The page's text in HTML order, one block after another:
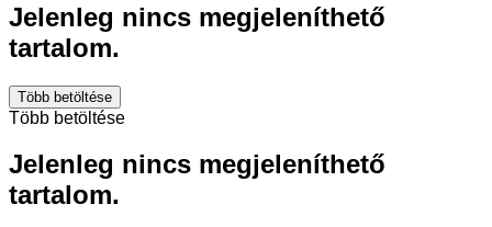
Jelenleg nincs megjeleníthető
tartalom.
Több betöltése
Több betöltése
Jelenleg nincs megjeleníthető
tartalom.